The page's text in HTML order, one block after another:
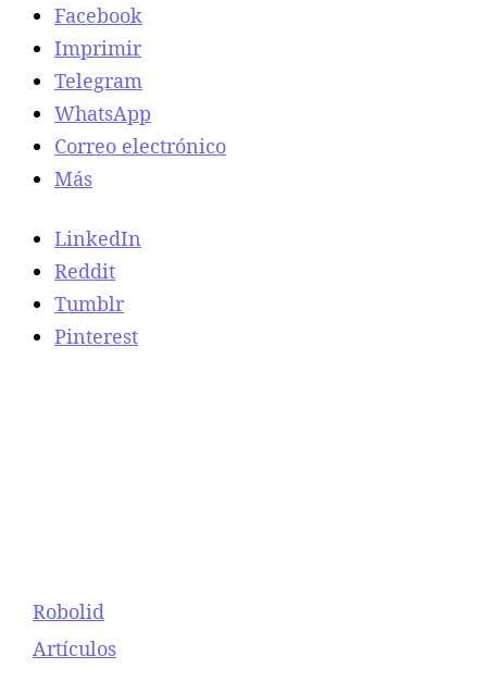
Facebook
Imprimir
Telegram
WhatsApp
Correo electrónico
Más
LinkedIn
Reddit
Tumblr
Pinterest
Robolid
Respecto a
Artículos